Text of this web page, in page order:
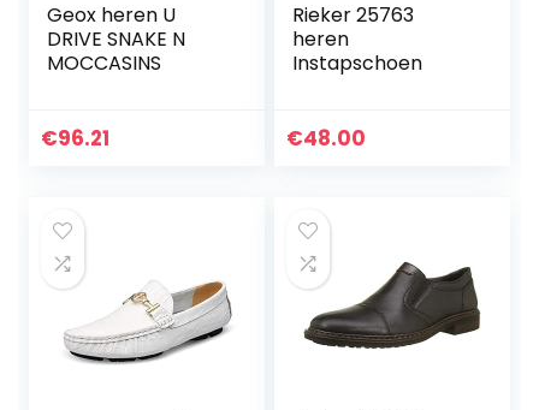
Geox heren U
DRIVE SNAKE N
MOCCASINS
€96.21
Rieker 25763
heren
Instapschoen
€48.00